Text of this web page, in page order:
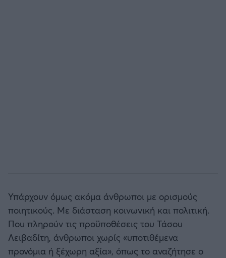
Υπάρχουν όμως ακόμα άνθρωποι με ορισμούς
ποιητικούς. Με διάσταση κοινωνική και πολιτική.
Που πληρούν τις προϋποθέσεις του Τάσου
Λειβαδίτη, άνθρωποι χωρίς «υποτιθέμενα
προνόμια ή ξέχωρη αξία», όπως το αναζήτησε ο